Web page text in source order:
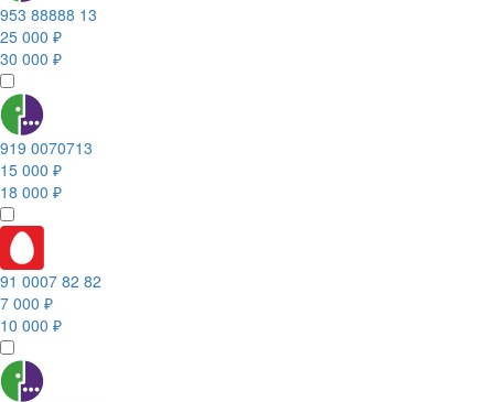
953 88888 13
25 000 ₽
30 000 ₽
919 0070713
15 000 ₽
18 000 ₽
91 0007 82 82
7 000 ₽
10 000 ₽